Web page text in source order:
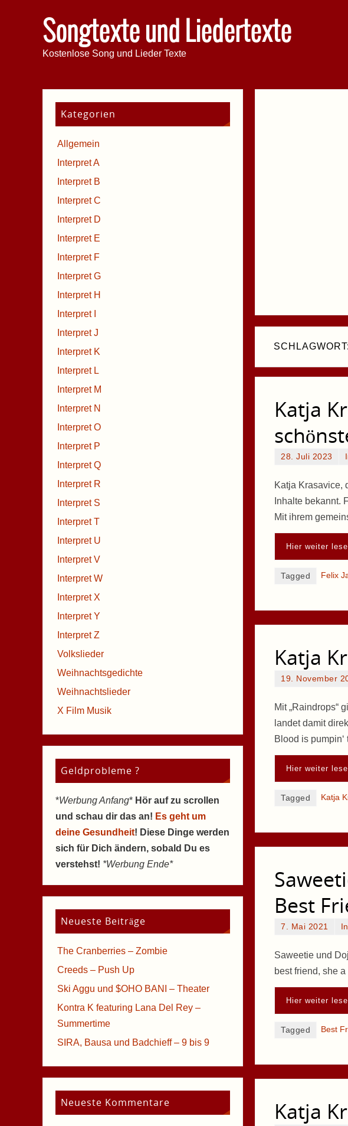
Songtexte und Liedertexte
Kostenlose Song und Lieder Texte
SCHLAGWORT:
Katja
28. Juli 2023
Katja Krasavice,
Inhalte bekannt.
Mit ihrem
Hier weiter
Tagged Felix
Katja
19. November
Mit „Raindrops“
landet damit
Blood is
Hier weiter
Tagged Katja
Best
7. Mai 2021
Saweetie und
best friend, she
Hier weiter
Tagged Best
Katja
Kategorien
Allgemein
Interpret A
Interpret B
Interpret C
Interpret D
Interpret E
Interpret F
Interpret G
Interpret H
Interpret I
Interpret J
Interpret K
Interpret L
Interpret M
Interpret N
Interpret O
Interpret P
Interpret Q
Interpret R
Interpret S
Interpret T
Interpret U
Interpret V
Interpret W
Interpret X
Interpret Y
Interpret Z
Volkslieder
Weihnachtsgedichte
Weihnachtslieder
X Film Musik
Geldprobleme ?
*Werbung Anfang* Hör auf zu scrollen
und schau dir das an! Es geht um
deine Gesundheit! Diese Dinge werden
sich für Dich ändern, sobald Du es
verstehst! *Werbung Ende*
Neueste Beiträge
The Cranberries – Zombie
Creeds – Push Up
Ski Aggu und $OHO BANI – Theater
Kontra K featuring Lana Del Rey –
Summertime
SIRA, Bausa und Badchieff – 9 bis 9
Neueste Kommentare